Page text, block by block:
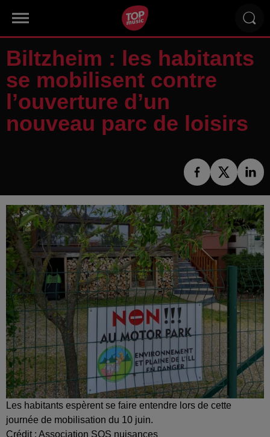
Biltzheim : les habitants
se mobilisent contre
l’ouverture d’un
nouveau parc de loisirs
Les habitants espèrent se faire entendre lors de cette
journée de mobilisation du 10 juin.
Crédit : Association SOS nuisances